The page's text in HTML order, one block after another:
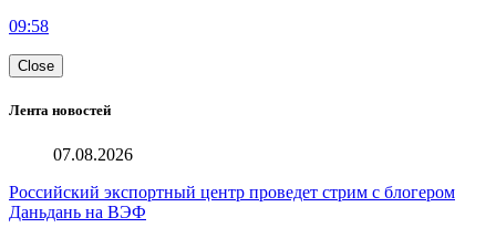
09:58
Close
Лента новостей
07.08.2026
Российский экспортный центр проведет стрим с блогером
Даньдань на ВЭФ